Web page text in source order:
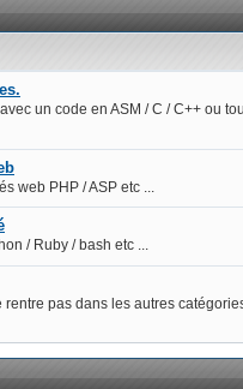
un code en ASM / C / C++ ou
web PHP / ASP etc ...
/ Ruby / bash etc ...
rentre pas dans les autres